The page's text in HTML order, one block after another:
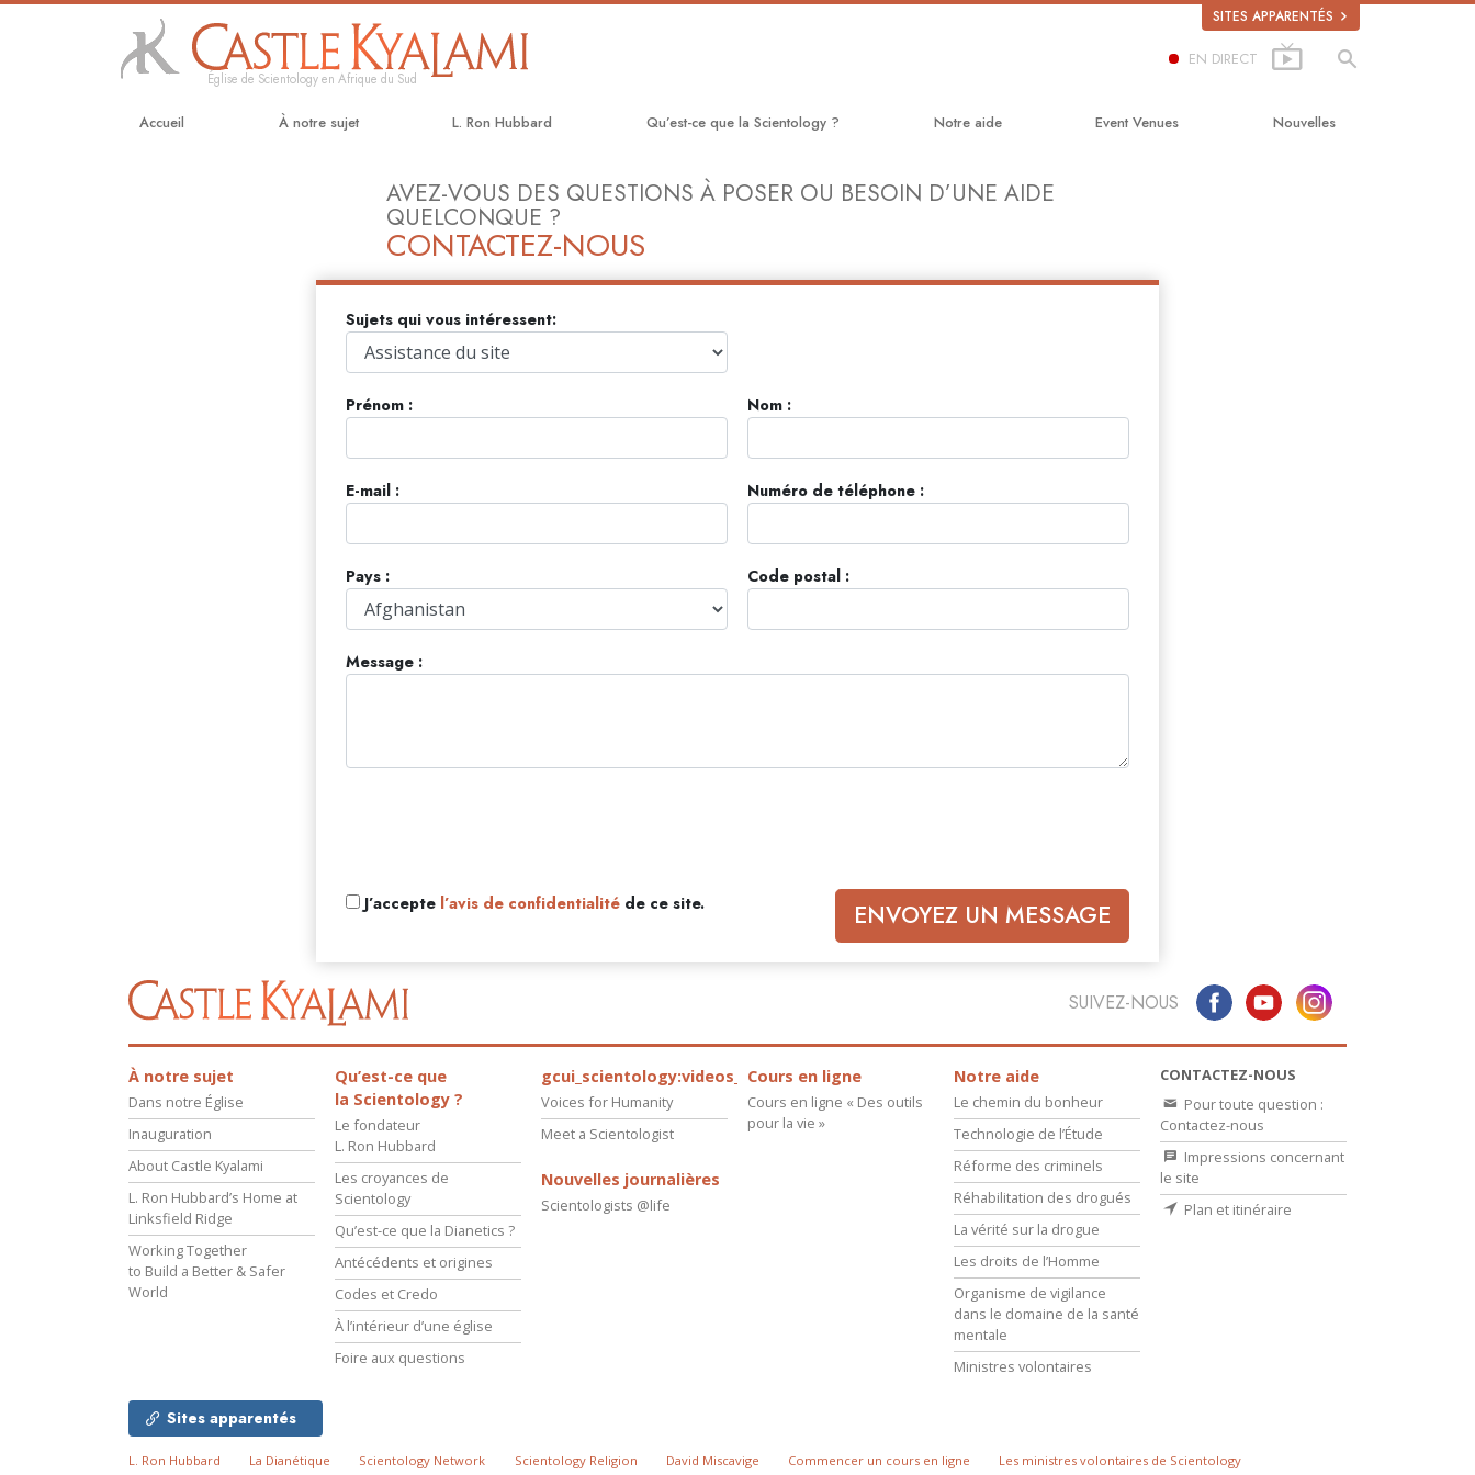
SITES APPARENTÉS
Église de Scientology en Afrique du Sud
EN DIRECT
Accueil À notre sujet L. Ron Hubbard Qu’est-ce que la Scientology ?
Croyances et pratiques
À l’intérieur d’une église
Les principes de base de la
La Dianétique : Une introduction
Amour et haine –
Qu’est-ce que la grandeur ?
Notre aide
Droits de l’Homme
Les ministres volontaires de Scientology
Event Venues Nouvelles
AVEZ-VOUS DES QUESTIONS À POSER OU BESOIN D’UNE AIDE
QUELCONQUE ?
CONTACTEZ-NOUS
Sujets qui vous intéressent:
Prénom : Nom :
E-mail : Numéro de téléphone :
Pays : Code postal :
Message :
J’accepte l’avis de confidentialitéde ce site. ENVOYEZ UN MESSAGE
SUIVEZ-NOUS
À notre sujet
Dans notre Église
Inauguration
About Castle Kyalami
L. Ron Hubbard’s Home at
Linksfield Ridge
Working Together
to Build a Better & Safer
World
Qu’est-ce que
la Scientology ?
Le fondateur
L. Ron Hubbard
Les croyances de
Scientology
Qu’est-ce que la Dianetics ?
Antécédents et origines
Codes et Credo
À l’intérieur d’une église
Foire aux questions
gcui_scientology:videos_about_kyalami_from_scnnw
Voices for Humanity
Meet a Scientologist
Nouvelles journalières
Scientologists @life
Cours en ligne
Cours en ligne « Des outils
pour la vie »
Notre aide
Le chemin du bonheur
Technologie de l’Étude
Réforme des criminels
Réhabilitation des drogués
La vérité sur la drogue
Les droits de l’Homme
Organisme de vigilance
dans le domaine de la santé
mentale
Ministres volontaires
CONTACTEZ-NOUS
Pour toute question :
Contactez-nous
Impressions concernant
le site
Plan et itinéraire
Sites apparentés
L. Ron Hubbard La Dianétique Scientology Network Scientology Religion David Miscavige Commencer un cours en ligne Les ministres volontaires de Scientology